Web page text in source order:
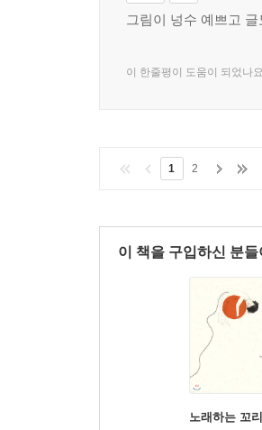
그림이 넝수 예쁘고
이 한줄평이 도움이 되었나
1 2
이 책을 구입하신 분
노래하는 꼬리